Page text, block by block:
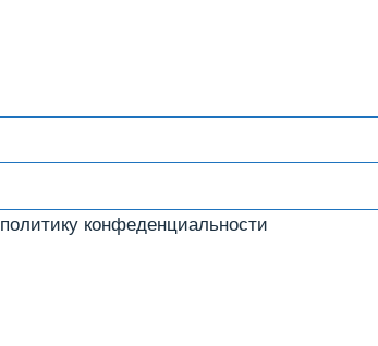
политику конфеденциальности